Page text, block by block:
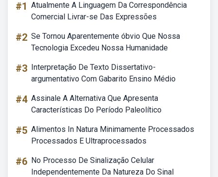
#1 Atualmente A Linguagem Da Correspondência
Comercial Livrar-se Das Expressões
#2 Se Tornou Aparentemente óbvio Que Nossa
Tecnologia Excedeu Nossa Humanidade
#3 Interpretação De Texto Dissertativo-
argumentativo Com Gabarito Ensino Médio
#4 Assinale A Alternativa Que Apresenta
Características Do Período Paleolítico
#5 Alimentos In Natura Minimamente Processados
Processados E Ultraprocessados
#6 No Processo De Sinalização Celular
Independentemente Da Natureza Do Sinal